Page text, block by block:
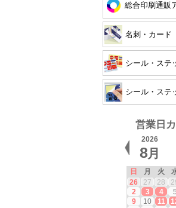
総合印刷通販
名刺・カード
シール・ステ
シール・ステ
営業日
2026
8月
日 月 火
26
27 28
2
3 4 5
9
10 11